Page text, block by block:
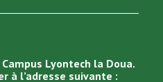
Lyontech la Doua.
à l’adresse suivante :